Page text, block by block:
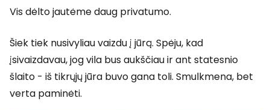
Vis dėlto jautėme daug privatumo.
Šiek tiek nusivyliau vaizdu į jūrą. Spėju, kad
įsivaizdavau, jog vila bus aukščiau ir ant statesnio
šlaito - iš tikrųjų jūra buvo gana toli. Smulkmena, bet
verta paminėti.